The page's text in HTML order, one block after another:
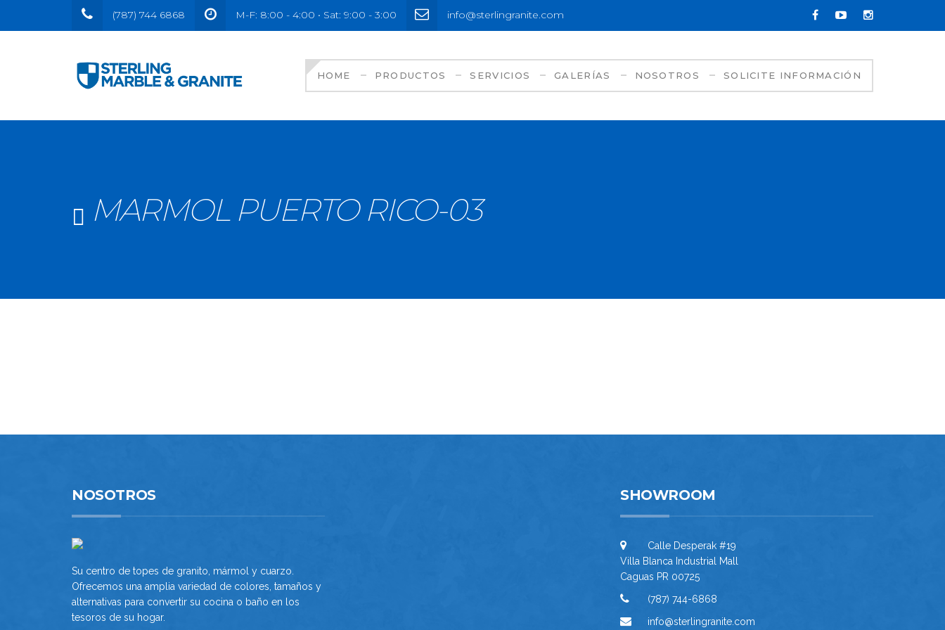
(787) 744 6868 M-F: 8:00 - 4:00 • Sat: 9:00 - 3:00 info@sterlingranite.com
HOME PRODUCTOS SERVICIOS GALERÍAS NOSOTROS SOLICITE INFORMACIÓN
MARMOL PUERTO RICO-03
NOSOTROS
Su centro de topes de granito, mármol y cuarzo.
Ofrecemos una amplia variedad de colores, tamaños y
alternativas para convertir su cocina o baño en los
tesoros de su hogar.
SHOWROOM
Calle Desperak #19
Villa Blanca Industrial Mall
Caguas PR 00725
(787) 744-6868
info@sterlingranite.com